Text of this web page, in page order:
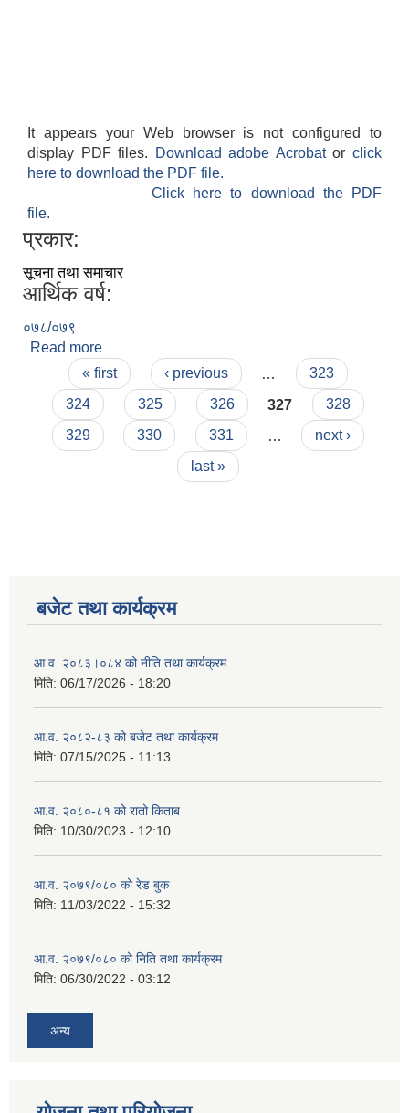
It appears your Web browser is not configured to
display PDF files.
Download adobe Acrobatorclick
here to download the PDF file.
Click here to download the PDF
file.
प्रकार:
सूचना तथा समाचार
आर्थिक वर्ष:
०७८/०७९
Read more
गाउँपालिका अन्तर्गत रहेका मतदान केनद्रको सूची प्रकाशन
सम्बन्धमा ।
Pages« first ‹ previous
323
324
325 326 327
328
329
330 331
next ›
last »
बजेट तथा कार्यक्रम
आ.व. २०८३।०८४ को नीति तथा कार्यक्रम
मिति: 06/17/2026 - 18:20
आ.व. २०८२-८३ को बजेट तथा कार्यक्रम
मिति: 07/15/2025 - 11:13
आ.व. २०८०-८१ को रातो किताब
मिति: 10/30/2023 - 12:10
आ.व. २०७९/०८० को रेड बुक
मिति: 11/03/2022 - 15:32
आ.व. २०७९/०८० को निति तथा कार्यक्रम
मिति: 06/30/2022 - 03:12
अन्य